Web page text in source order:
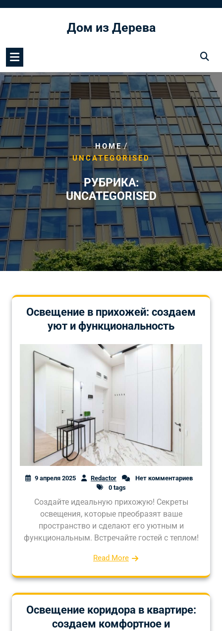
Дом из Дерева
HOME/
UNCATEGORISED
РУБРИКА:
UNCATEGORISED
Освещение в прихожей: создаем
уют и функциональность
9 апреля 2025 Redactor
Нет комментариев
0 tags
Создайте идеальную прихожую! Секреты
освещения, которые преобразят ваше
пространство и сделают его уютным и
функциональным. Встречайте гостей с теплом!
Read More
Освещение коридора в квартире:
создаем комфортное и